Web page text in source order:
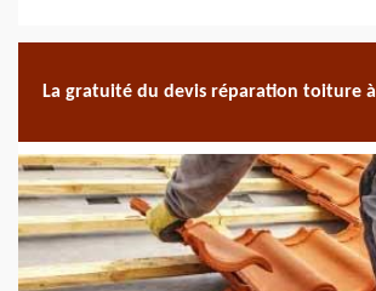
La gratuité du devis réparation toiture